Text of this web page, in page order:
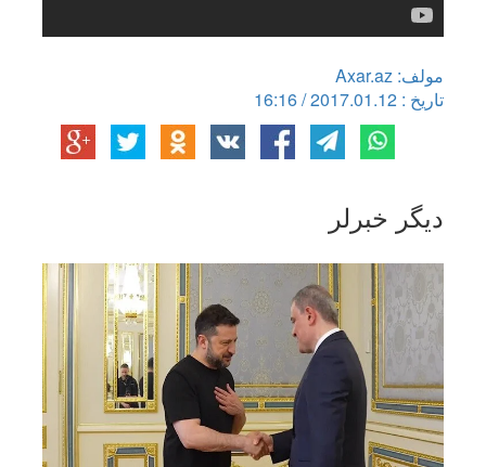
مولف: Axar.az
تاریخ : 2017.01.12 / 16:16
دیگر خبرلر